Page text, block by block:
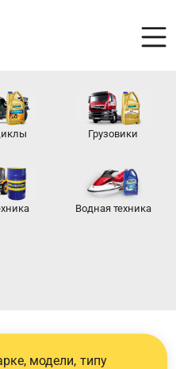
Грузовики
Водная техника
модели, типу